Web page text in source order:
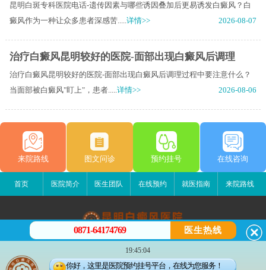
昆明白斑专科医院电话-遗传因素与哪些诱因叠加后更易诱发白癜风？白
癜风作为一种让众多患者深感苦.....详情>> 2026-08-07
治疗白癜风昆明较好的医院-面部出现白癜风后调理
治疗白癜风昆明较好的医院-面部出现白癜风后调理过程中要注意什么？
当面部被白癜风"盯上"，患者.....详情>> 2026-08-06
来院路线 图文问诊 预约挂号 在线咨询
首页 医院简介 医生团队 在线预约 就医指南 来院路线
昆明白癜风医院
昆明市五华区护国路2号
版权所有：昆明白癜风医院
0871-64174769 医生热线
19:45:04
你好，这里是医院预约挂号平台，在线为您服务！